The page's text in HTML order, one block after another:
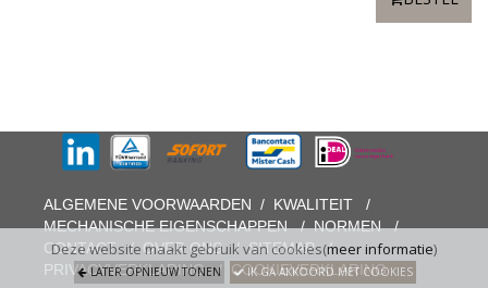
Deze website maakt gebruik van cookies(meer informatie)
LATER OPNIEUW TONEN IK GA AKKOORD MET COOKIES
ALGEMENE VOORWAARDEN / KWALITEIT
/
MECHANISCHE EIGENSCHAPPEN/NORMEN/
CONTACT/OVER ONS/SITEMAP/
PRIVACYVERKLARING/ COOKIEVERKLARING